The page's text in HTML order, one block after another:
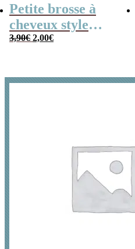
Petite brosse à
cheveux style
années 80
3,90€ Le
3,90€.
2,00€Le
2,00€.